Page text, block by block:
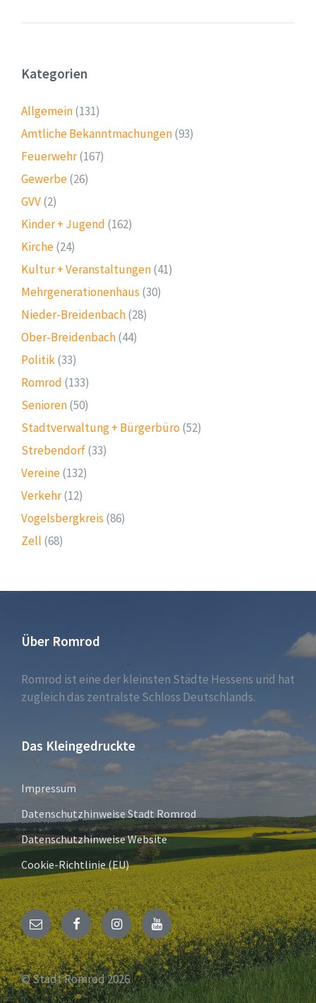
Kategorien
Allgemein(131)
Amtliche Bekanntmachungen(93)
Feuerwehr(167)
Gewerbe(26)
GVV(2)
Kinder + Jugend (162)
Kirche(24)
Kultur + Veranstaltungen(41)
Mehrgenerationenhaus (30)
Nieder-Breidenbach(28)
Ober-Breidenbach(44)
Politik(33)
Romrod (133)
Senioren(50)
Stadtverwaltung + Bürgerbüro (52)
Strebendorf(33)
Vereine(132)
Verkehr(12)
Vogelsbergkreis (86)
Zell (68)
Über Romrod
Romrod ist eine der kleinsten Städte Hessens und hat
zugleich das zentralste Schloss Deutschlands.
Das Kleingedruckte
Impressum
Datenschutzhinweise Stadt Romrod
Datenschutzhinweise Website
Cookie-Richtlinie (EU)
E-
Mail
FacebookInstagramYouTube
© Stadt Romrod 2026